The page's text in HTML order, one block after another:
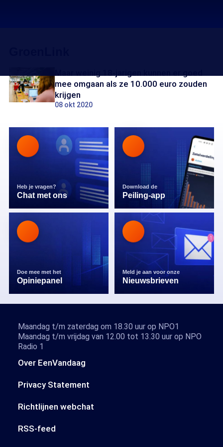
mee omgaan als ze 10.000 euro zouden
krijgen
08 okt 2020
Heb je vragen?
Chat met ons
Download de
Peiling-app
Doe mee met het
Opiniepanel
Meld je aan voor onze
Nieuwsbrieven
Over EenVandaag
Privacy Statement
Richtlijnen webchat
RSS-feed
Maandag t/m zaterdag om 18.30 uur op NPO1
Maandag t/m vrijdag van 12.00 tot 13.30 uur op NPO
Radio 1